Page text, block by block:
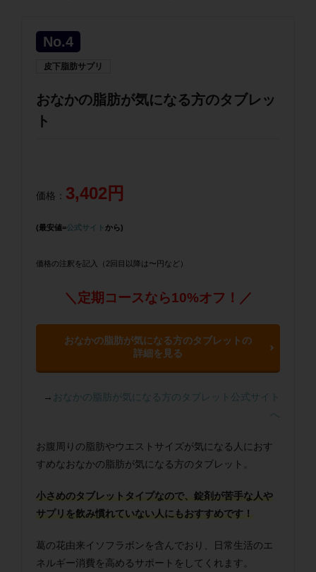
No.4
皮下脂肪サプリ
おなかの脂肪が気になる方のタブレッ
ト
価格： 3,402円
(最安値=公式サイト から)
価格の注釈を記入（2回目以降は〜円など）
＼定期コースなら10%オフ！／
おなかの脂肪が気になる方のタブレットの
詳細を見る
→ おなかの脂肪が気になる方のタブレット公式サイト
へ
お腹周りの脂肪やウエストサイズが気になる人におす
すめなおなかの脂肪が気になる方のタブレット。
小さめのタブレットタイプなので、錠剤が苦手な人や
サプリを飲み慣れていない人にもおすすめです！
葛の花由来イソフラボンを含んでおり、日常生活のエ
ネルギー消費を高めるサポートをしてくれます。